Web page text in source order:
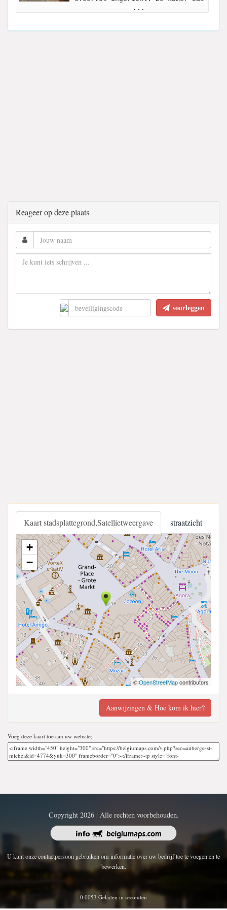
...
Reageer op deze plaats
voorleggen
Kaart stadsplattegrond,Satellietweergave straatzicht
+
−
©OpenStreetMapcontributors
Aanwijzingen & Hoe kom ik hier?
Voeg deze kaart toe aan uw website;
Copyright 2026 | Alle rechten voorbehouden.
U kunt onze contactpersoon gebruiken om informatie over uw bedrijf toe te voegen en te
bewerken.
0.0053 Geladen in seconden